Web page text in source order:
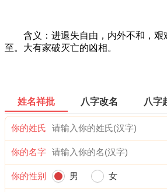
含义：进退失自由，内外不和，艰
至。大有家破灭亡的凶相。
姓名祥批 八字改名 八字
你的姓氏
你的名字
你的性别 男 女